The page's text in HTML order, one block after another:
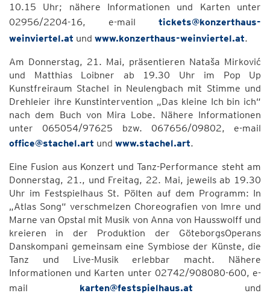
10.15 Uhr; nähere Informationen und Karten unter
02956/2204-16, e-mail tickets@konzerthaus-
weinviertel.at und www.konzerthaus-weinviertel.at.
Am Donnerstag, 21. Mai, präsentieren Nataša Mirković
und Matthias Loibner ab 19.30 Uhr im Pop Up
Kunstfreiraum Stachel in Neulengbach mit Stimme und
Drehleier ihre Kunstintervention „Das kleine Ich bin ich“
nach dem Buch von Mira Lobe. Nähere Informationen
unter 065054/97625 bzw. 067656/09802, e-mail
office@stachel.art und www.stachel.art.
Eine Fusion aus Konzert und Tanz-Performance steht am
Donnerstag, 21., und Freitag, 22. Mai, jeweils ab 19.30
Uhr im Festspielhaus St. Pölten auf dem Programm: In
„Atlas Song“ verschmelzen Choreografien von Imre und
Marne van Opstal mit Musik von Anna von Hausswolff und
kreieren in der Produktion der GöteborgsOperans
Danskompani gemeinsam eine Symbiose der Künste, die
Tanz und Live-Musik erlebbar macht. Nähere
Informationen und Karten unter 02742/908080-600, e-
mail karten@festspielhaus.at und